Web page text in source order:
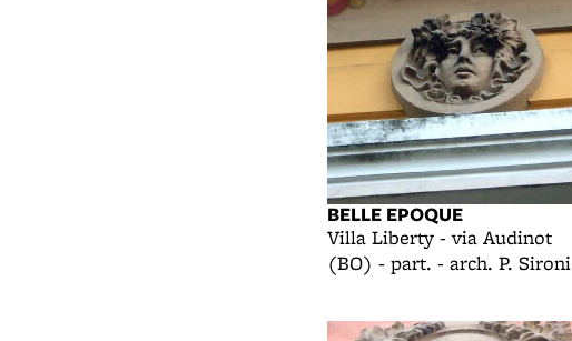
BELLE EPOQUE
Villa Liberty - via Audinot
(BO) - part. - arch. P. Sironi